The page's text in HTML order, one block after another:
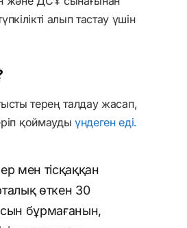
алып тастау үшін
терең талдау жасап,
қоймауды үндеген еді.
мен тісқаққан
өткен 30
бұрмағанын,